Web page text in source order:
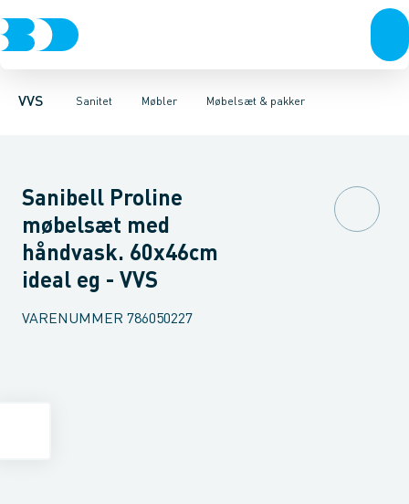
VVS Sanitet
Rør & fittingsPressfittings & rørKuglehaner & ventiler
Møbler
Toiletter, sæder og cisterner VaskeArmaturer
Møbelsæt & pakker
Møbelsæt & pakkerUnderskabeHøjskabeOverskabe
Sanibell Proline
møbelsæt med
håndvask. 60x46cm
ideal eg - VVS
VARENUMMER 786050227